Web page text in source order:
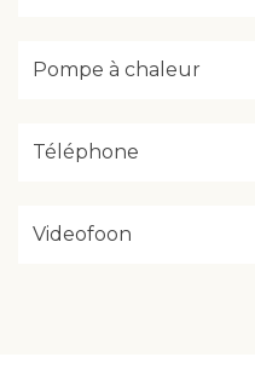
Pompe à chaleur
Téléphone
Videofoon